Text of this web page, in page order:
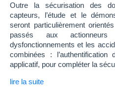
Outre la sécurisation des
capteurs, l’étude et le
seront particulièrement
passés aux
dysfonctionnements et les
combinées :
applicatif, pour compléter la
lire la suite